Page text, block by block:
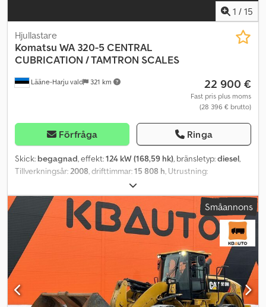
1 / 15
Lääne-Harju vald 321 km
Hjullastare
Komatsu WA 320-5 CENTRAL
CUBRICATION / TAMTRON SCALES
22 900 €
Fast pris plus moms
(28 396 € brutto)
Förfråga Ringa
Skick: begagnad, effekt:124 kW (168,59 hk), bränsletyp:diesel,
Tillverkningsår:2008, drifttimmar:15 808 h, Utrustning:
, = Ytterligare alternativ och tillbehör = -
Automatisk smörjsystem - Klimatanläggning - Radio =
Kommentarer = Ytterligare information: Märke: KOMATSU Modell:
WA320-5 Konstruktion: hjullastare Årsmodell: 2008 Drifttimmar:
15808 VIN: KMTWA028T79H51419 Motor: 124 kW Dcedpfx Apey E
Ilfevsk Vikt: 15500 kg CENTRALT SMÖRJNINGSSYSTEM / TAMTRON
VÅGAR = Mer information = Egenvikt: 15 499 kg Skopvolym: 3,1 m³
CE-märkning: ja Serienummer: KMTWA028T79H51419
Småannons